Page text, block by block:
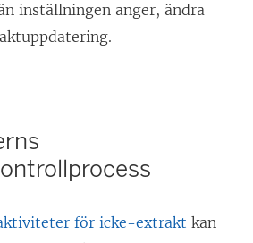
inställningen anger, ändra
för icke-extrakt kan